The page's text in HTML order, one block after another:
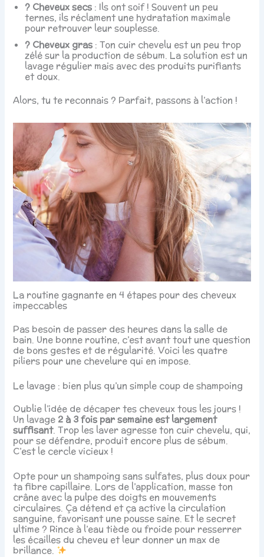
? Cheveux secs : Ils ont soif ! Souvent un peu
ternes, ils réclament une hydratation maximale
pour retrouver leur souplesse.
? Cheveux gras : Ton cuir chevelu est un peu trop
zélé sur la production de sébum. La solution est un
lavage régulier mais avec des produits purifiants
et doux.
Alors, tu te reconnais ? Parfait, passons à l’action !
La routine gagnante en 4 étapes pour des cheveux
impeccables
Pas besoin de passer des heures dans la salle de
bain. Une bonne routine, c’est avant tout une question
de bons gestes et de régularité. Voici les quatre
piliers pour une chevelure qui en impose.
Le lavage : bien plus qu’un simple coup de shampoing
Oublie l’idée de décaper tes cheveux tous les jours !
Un lavage 2 à 3 fois par semaine est largement
suffisant. Trop les laver agresse ton cuir chevelu, qui,
pour se défendre, produit encore plus de sébum.
C’est le cercle vicieux !
Opte pour un shampoing sans sulfates, plus doux pour
ta fibre capillaire. Lors de l’application, masse ton
crâne avec la pulpe des doigts en mouvements
circulaires. Ça détend et ça active la circulation
sanguine, favorisant une pousse saine. Et le secret
ultime ? Rince à l’eau tiède ou froide pour resserrer
les écailles du cheveu et leur donner un max de
brillance.